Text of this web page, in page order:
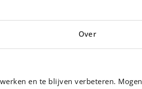
Over
en te blijven verbeteren. Mogen